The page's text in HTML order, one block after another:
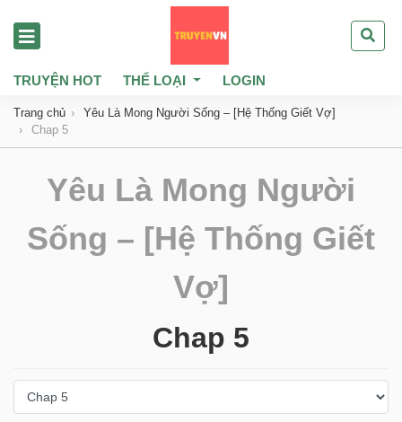
TRUYỆN HOT THỂ LOẠI LOGIN
Trang chủ
Yêu Là Mong Người Sống – [Hệ Thống Giết Vợ]
Chap 5
Yêu Là Mong Người
Sống – [Hệ Thống Giết
Vợ]
Chap 5